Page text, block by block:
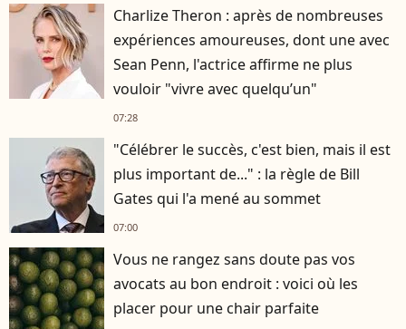
Charlize Theron : après de nombreuses
expériences amoureuses, dont une avec
Sean Penn, l'actrice affirme ne plus
vouloir "vivre avec quelqu’un"
07:28
"Célébrer le succès, c'est bien, mais il est
plus important de..." : la règle de Bill
Gates qui l'a mené au sommet
07:00
Vous ne rangez sans doute pas vos
avocats au bon endroit : voici où les
placer pour une chair parfaite